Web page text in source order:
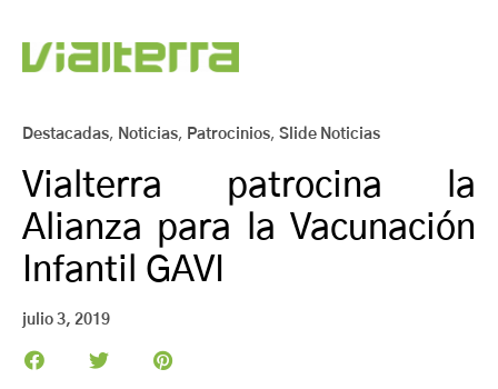
Destacadas, Noticias, Patrocinios, Slide Noticias
Vialterra patrocina la
Alianza para la Vacunación
Infantil GAVI
julio 3, 2019